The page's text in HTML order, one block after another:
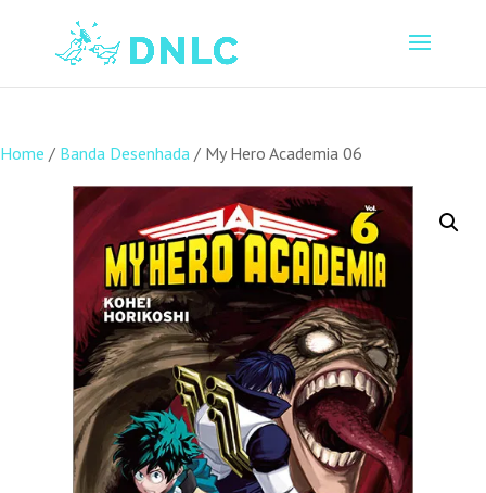
Home / Banda Desenhada / My Hero Academia 06